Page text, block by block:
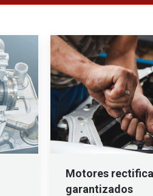
Motores
garantizados